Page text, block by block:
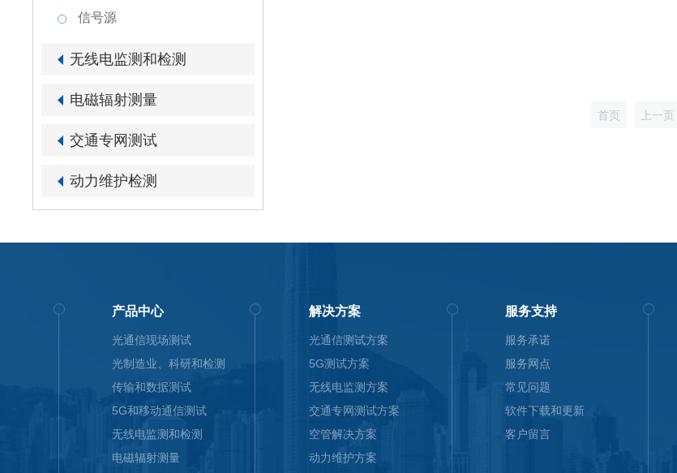
信号源
无线电监测和检测
电磁辐射测量
交通专网测试
动力维护检测
首页 上一页
产品中心
光通信现场测试
光制造业、科研和检测
传输和数据测试
5G和移动通信测试
无线电监测和检测
电磁辐射测量
解决方案
光通信测试方案
5G测试方案
无线电监测方案
交通专网测试方案
空管解决方案
动力维护方案
服务支持
服务承诺
服务网点
常见问题
软件下载和更新
客户留言